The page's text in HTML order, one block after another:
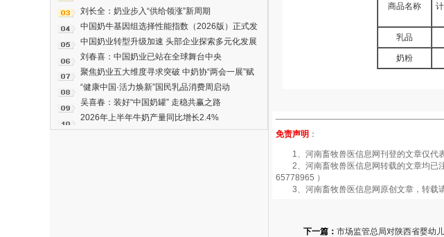
刘长全：奶业步入“供给领涨”新周期
中国奶牛基因组选择性能指数（2026版）正式发
布
中国奶业转型升级加速 头部企业探索多元化发展
新路径
刘春喜：中国奶业已站在全球舞台中央
聚焦奶业五大维度寻求突破 中奶协“两会一展”赋
能行业高质量发展
“健康中国·活力焕新”国民乳品消费周启动
吴喜春：装好“中国奶罐” 走稳共赢之路
2026年上半年牛奶产量同比增长2.4%
商品名称
乳品
奶粉
免责声明 ：
1、河南畜牧兽医信息网刊登的文章仅代表
2、河南畜牧兽医信息网转载的文章均已注
65778965 ）
3、河南畜牧兽医信息网原创文章，转载
下一篇： 市场监管总局对陕西省婴幼